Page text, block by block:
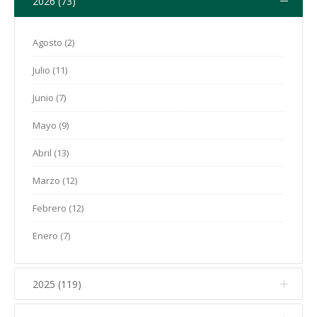
Agosto (2)
Julio (11)
Junio (7)
Mayo (9)
Abril (13)
Marzo (12)
Febrero (12)
Enero (7)
2025 (119)